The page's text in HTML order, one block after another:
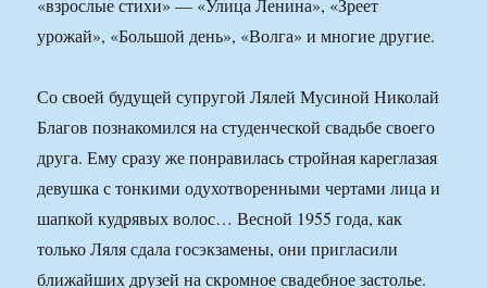
«взрослые стихи» — «Улица Ленина», «Зреет
урожай», «Большой день», «Волга» и многие другие.
Со своей будущей супругой Лялей Мусиной Николай
Благов познакомился на студенческой свадьбе своего
друга. Ему сразу же понравилась стройная кареглазая
девушка с тонкими одухотворенными чертами лица и
шапкой кудрявых волос… Весной 1955 года, как
только Ляля сдала госэкзамены, они пригласили
ближайших друзей на скромное свадебное застолье.